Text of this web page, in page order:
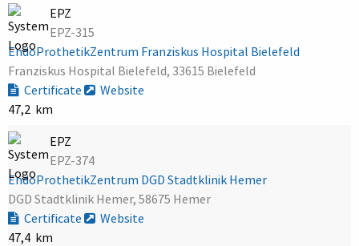
EPZ
EPZ-315
EndoProthetikZentrum Franziskus Hospital Bielefeld
Franziskus Hospital Bielefeld, 33615 Bielefeld
Certificate
Website
47,2 km
EPZ
EPZ-374
EndoProthetikZentrum DGD Stadtklinik Hemer
DGD Stadtklinik Hemer, 58675 Hemer
Certificate
Website
47,4 km